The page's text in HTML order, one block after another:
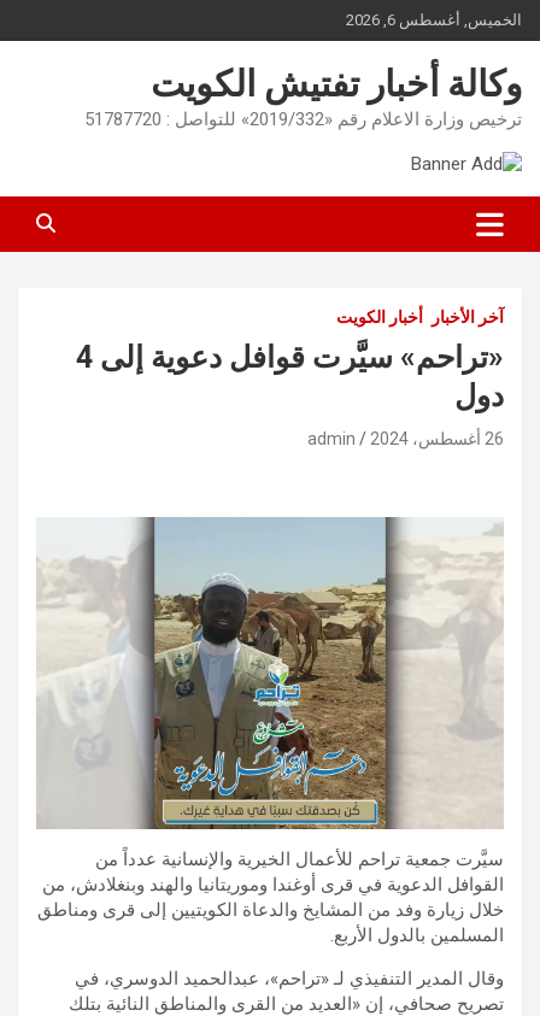
Skip
to
content
الخميس, أغسطس 6, 2026
وكالة أخبار تفتيش الكويت
ترخيص وزارة الاعلام رقم «2019/332» للتواصل : 51787720
آخر الأخبار أخبار الكويت
«تراحم» سيَّرت قوافل دعوية إلى 4
دول
26 أغسطس، 2024 admin
سيَّرت جمعية تراحم للأعمال الخيرية والإنسانية عدداً من
القوافل الدعوية في قرى أوغندا وموريتانيا والهند وبنغلادش، من
خلال زيارة وفد من المشايخ والدعاة الكويتيين إلى قرى ومناطق
المسلمين بالدول الأربع.
وقال المدير التنفيذي لـ «تراحم»، عبدالحميد الدوسري، في
تصريح صحافي، إن «العديد من القرى والمناطق النائية بتلك